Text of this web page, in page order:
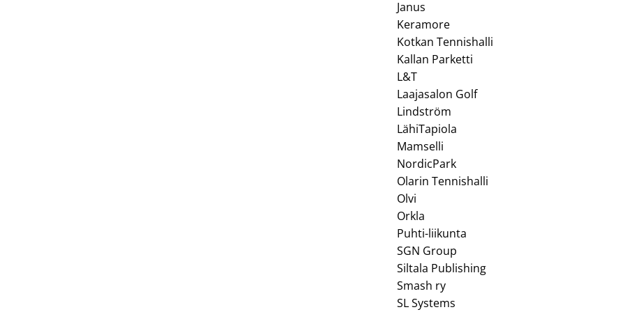
Janus
Keramore
Kotkan Tennishalli
Kallan Parketti
L&T
Laajasalon Golf
Lindström
LähiTapiola
Mamselli
NordicPark
Olarin Tennishalli
Olvi
Orkla
Puhti-liikunta
SGN Group
Siltala Publishing
Smash ry
SL Systems